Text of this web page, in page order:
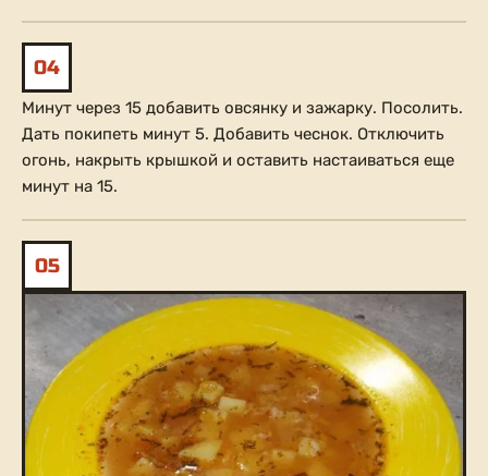
04
Минут через 15 добавить овсянку и зажарку. Посолить.
Дать покипеть минут 5. Добавить чеснок. Отключить
огонь, накрыть крышкой и оставить настаиваться еще
минут на 15.
05